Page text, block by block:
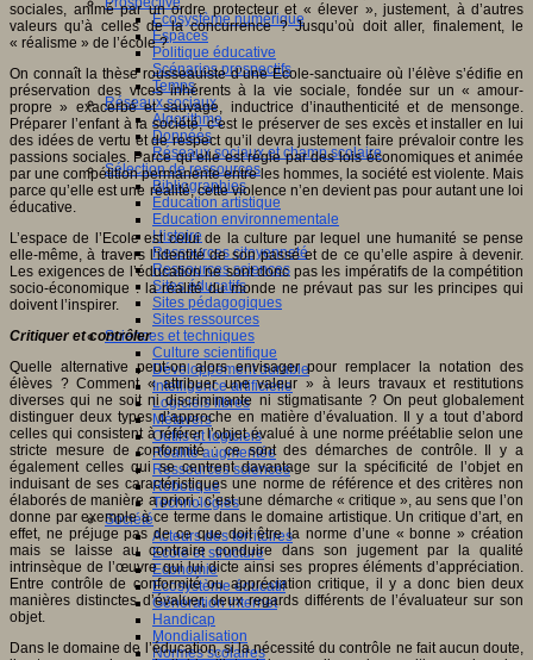
Ecosystème numérique
Espaces
Politique éducative
Scénarios prospectifs
Temps
Réseaux sociaux
Algorithme
Données
Réseaux sociaux et champ scolaire
Sélection de ressources
Bibliographies
Education artistique
Education environnementale
Histoire
Ressources citoyenneté
Ressources sciences
Sites éducatifs
Sites pédagogiques
Sites ressources
Sciences et techniques
Culture scientifique
Développement durable
Intelligence artificielle
Logiciels libres
Métavers
Outils et logiciels
Réalité augmentée
Ressources sciences
Robotique
Technologies
Société
Acteurs des territoires
Ecole et structure
Economie
Ecosystème éducatif
Génération internet
Handicap
Mondialisation
Normes scolaires
sociales, animé par un ordre protecteur et « élever », justement, à d’autres
valeurs qu’à celles de la concurrence ? Jusqu’où doit aller, finalement, le
« réalisme » de l’école ?
On connaît la thèse rousseauiste d’une Ecole-sanctuaire où l’élève s’édifie en
préservation des vices inhérents à la vie sociale, fondée sur un « amour-
propre » exacerbé et sauvage, inductrice d’inauthenticité et de mensonge.
Préparer l’enfant à la société, c’est le préserver de ses excès et installer en lui
des idées de vertu et de respect qu’il devra justement faire prévaloir contre les
passions sociales. Parce qu’elle est régie par des lois économiques et animée
par une compétition permanente entre les hommes, la société est violente. Mais
parce qu’elle est une réalité, cette violence n’en devient pas pour autant une loi
éducative.
L’espace de l’Ecole est celui de la culture par lequel une humanité se pense
elle-même, à travers l’identité de son passé et de ce qu’elle aspire à devenir.
Les exigences de l’éducation ne sont donc pas les impératifs de la compétition
socio-économique : la réalité du monde ne prévaut pas sur les principes qui
doivent l’inspirer.
Critiquer et contrôler
Quelle alternative peut-on alors envisager pour remplacer la notation des
élèves ? Comment « attribuer une valeur » à leurs travaux et restitutions
diverses qui ne soit ni discriminante ni stigmatisante ? On peut globalement
distinguer deux types d’approche en matière d’évaluation. Il y a tout d’abord
celles qui consistent à référer l’objet évalué à une norme préétablie selon une
stricte mesure de conformité : ce sont des démarches de contrôle. Il y a
également celles qui se centrent davantage sur la spécificité de l’objet en
induisant de ses caractéristiques une norme de référence et des critères non
élaborés de manière a priori : c’est une démarche « critique », au sens que l’on
donne par exemple à ce terme dans le domaine artistique. Un critique d’art, en
effet, ne préjuge pas de ce que doit être la norme d’une « bonne » création
mais se laisse au contraire conduire dans son jugement par la qualité
intrinsèque de l’œuvre qui lui dicte ainsi ses propres éléments d’appréciation.
Entre contrôle de conformité ou appréciation critique, il y a donc bien deux
manières distinctes d’évaluer, deux regards différents de l’évaluateur sur son
objet.
Dans le domaine de l’éducation, si la nécessité du contrôle ne fait aucun doute,